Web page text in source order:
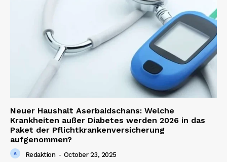
SUBSCRIBE NOW
Company
About us
Contact us
Neuer Haushalt Aserbaidschans: Welche
Krankheiten außer Diabetes werden 2026 in das
Paket der Pflichtkrankenversicherung
aufgenommen?
Redaktion - October 23, 2025